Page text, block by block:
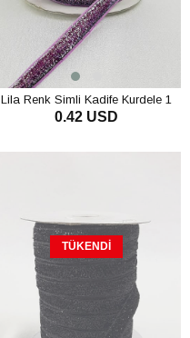
Lila Renk Simli Kadife Kurdele 1
cm
0.42 USD
TÜKENDI